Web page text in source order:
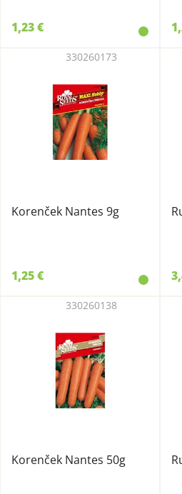
1,23 €
Korenček Nantes 9g
330260173
1,25 €
Korenček Nantes 50g
330260138